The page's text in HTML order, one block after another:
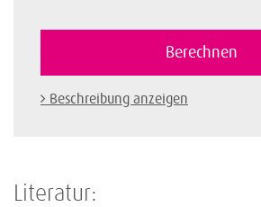
Beschreibung anzeigen
Literatur: